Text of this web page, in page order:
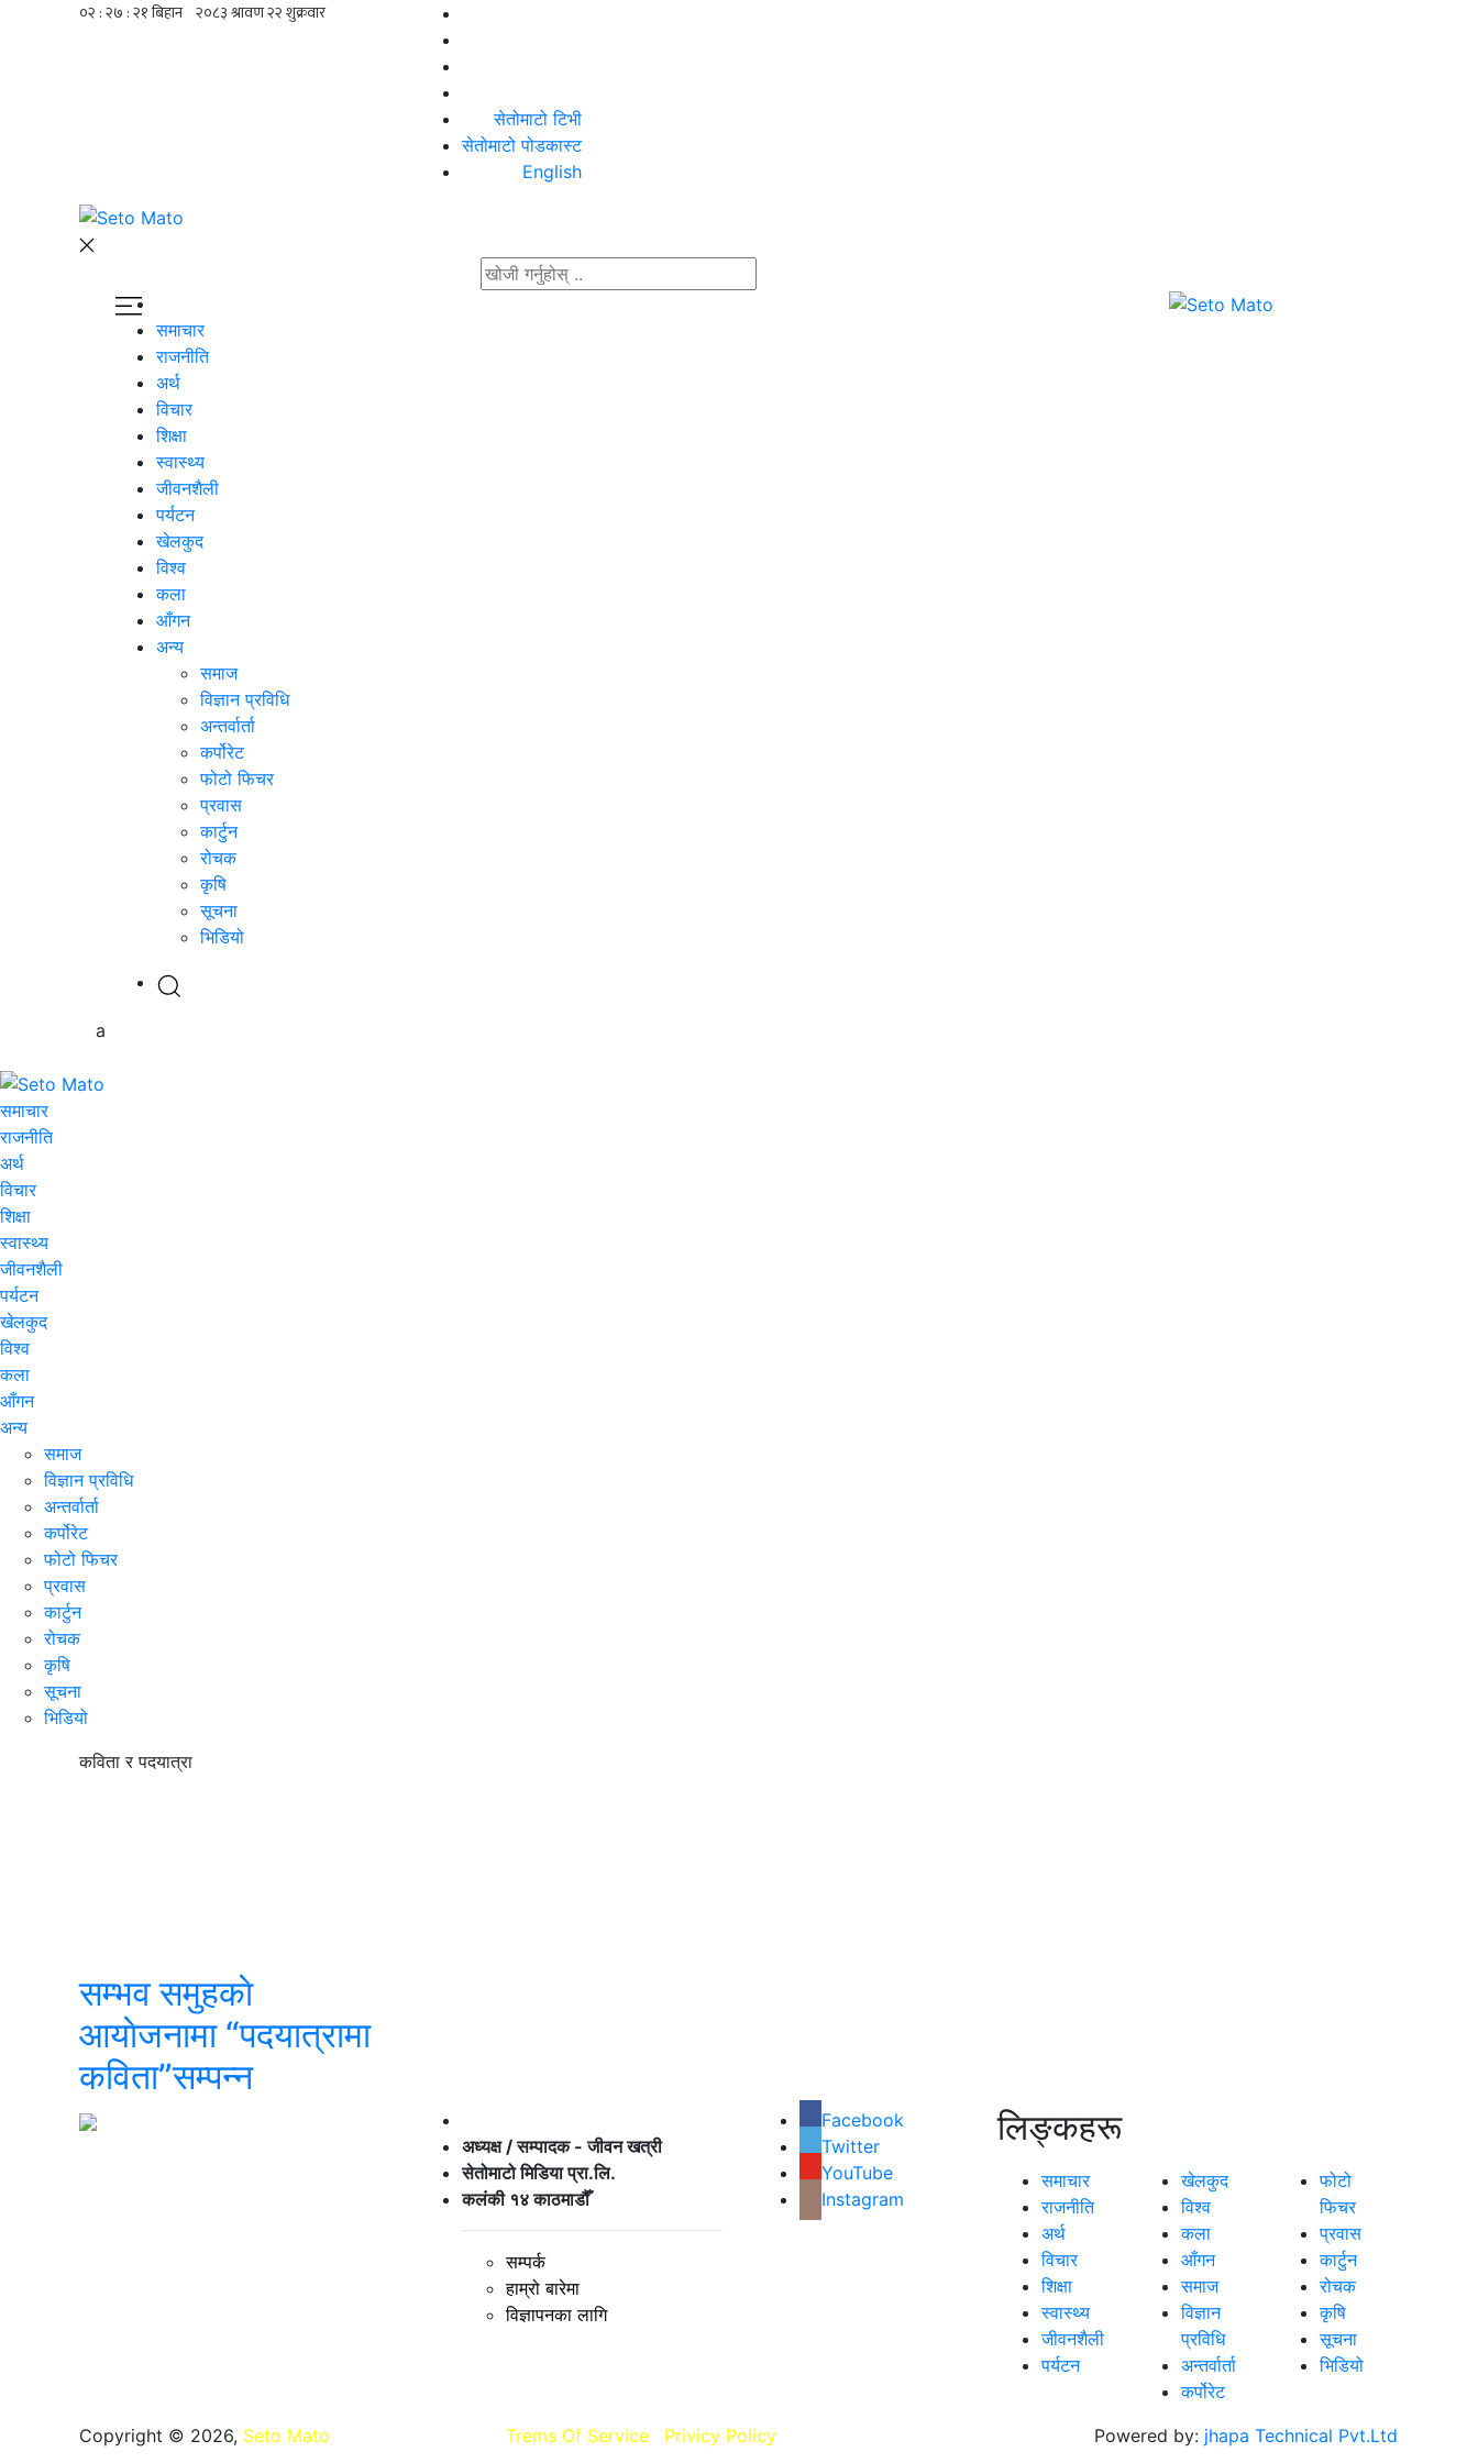
सेतोमाटो टिभी
सेतोमाटो पोडकास्ट
English
समाचार
राजनीति
अर्थ
विचार
शिक्षा
स्वास्थ्य
जीवनशैली
पर्यटन
खेलकुद
विश्व
कला
आँगन
अन्य
समाज
विज्ञान प्रविधि
अन्तर्वार्ता
कर्पोरेट
फोटो फिचर
प्रवास
कार्टुन
रोचक
कृषि
सूचना
भिडियो
a
समाचार
राजनीति
अर्थ
विचार
शिक्षा
स्वास्थ्य
जीवनशैली
पर्यटन
खेलकुद
विश्व
कला
आँगन
अन्य
समाज
विज्ञान प्रविधि
अन्तर्वार्ता
कर्पोरेट
फोटो फिचर
प्रवास
कार्टुन
रोचक
कृषि
सूचना
भिडियो
कविता र पदयात्रा
सम्भव समुहकाे
आयाेजनामा “पदयात्रामा
कविता”सम्पन्न
अध्यक्ष / सम्पादक - जीवन खत्री
सेतोमाटो मिडिया प्रा.लि.
कलंकी १४ काठमाडौँ
सम्पर्क
हाम्रो बारेमा
विज्ञापनका लागि
Facebook
Twitter
YouTube
Instagram
लिङ्कहरू
समाचार
राजनीति
अर्थ
विचार
शिक्षा
स्वास्थ्य
जीवनशैली
पर्यटन
खेलकुद
विश्व
कला
आँगन
समाज
विज्ञान
प्रविधि
अन्तर्वार्ता
कर्पोरेट
फोटो
फिचर
प्रवास
कार्टुन
रोचक
कृषि
सूचना
भिडियो
Copyright © 2026, Seto Mato Trems Of Service Privicy Policy Powered by: jhapa Technical Pvt.Ltd